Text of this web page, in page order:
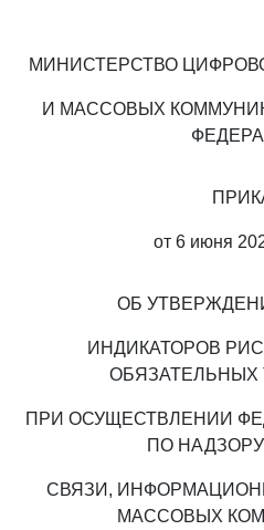
МИНИСТЕРСТВО
И МАССОВЫХ
от 6 июня
ОБ
ИНДИКАТОРОВ
ОБЯЗАТЕЛЬНЫХ
ПРИ ОСУЩЕСТВЛЕНИИ
ПО
СВЯЗИ,
МАССОВЫХ